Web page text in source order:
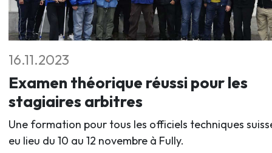
16.11.2023
Examen théorique réussi pour les
stagiaires arbitres
Une formation pour tous les officiels techniques
eu lieu du 10 au 12 novembre à Fully.